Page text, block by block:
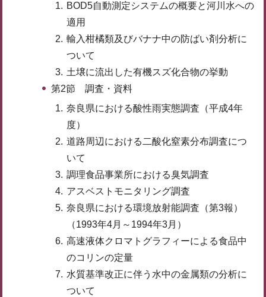
BOD5自動測定システムの概要と河川水への
適用
輸入柑橘類及びバナナ中の防ばい剤分析に
ついて
土壌に流出した有機スズ化合物の挙動
第2節 調査・資料
奈良県における酸性雨実態調査（平成4年
度）
道路周辺における二酸化窒素分布調査につ
いて
調理食品事業所における臭気調査
アスベストモニタリング調査
奈良県における環境放射能調査（第3報）
（1993年4月～1994年3月）
高速液体クロマトグラフィーによる食品中
のコリンの定量
水質基準改正に伴う水中の金属類の分析に
ついて